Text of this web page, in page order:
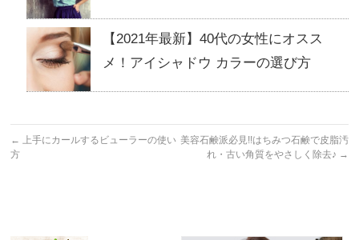
【2021年最新】40代の女性にオスス
メ！アイシャドウ カラーの選び方
←
上手にカールするビューラーの使い
方
美容石鹸派必見!!はちみつ石鹸で皮脂汚
れ・古い角質をやさしく除去♪ →